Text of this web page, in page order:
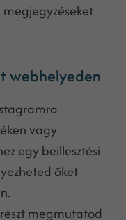
megjegyzéseket
webhelyeden
vagy
egy beillesztési
őket
megmutatod